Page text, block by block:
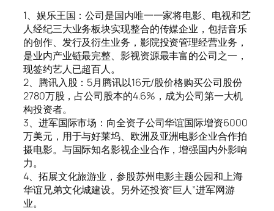
1、娱乐王国：公司是国内唯一一家将电影、电视和艺
人经纪三大业务板块实现整合的传媒企业，包括音乐
的创作、发行及衍生业务，影院投资管理经营业务，
是业内产业链最完整、影视资源最丰富的公司之一，
现签约艺人已超百人。
2、腾讯入股：5月腾讯以16元/股价格购买公司股份
2780万股，占公司股本的4.6%，成为公司第一大机
构投资者。
3、进军国际市场：向全资子公司华谊国际增资6000
万美元，用于与好莱坞、欧洲及亚洲电影企业合作拍
摄电影。与国际知名影视企业合作，增强国内外影响
力。
4、拓展文化旅游业，参股苏州电影主题公园和上海
华谊兄弟文化城建设。另外还投资“巨人”进军网游
业。